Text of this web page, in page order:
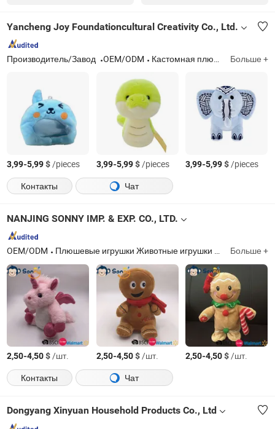
Yancheng Joy Foundationcultural Creativity Co., Ltd.
Производитель/Завод OEM/ODM Кастомная плюшевая игрушка, плюшевые мягкие животные, плюшевая сумка, плюшевые тапочки, плюшевый брелок, плюшевая монетница Больше +
3,99-5,99$/pieces 3,99-5,99$/pieces 3,99-5,99$/pieces
Контакты
Чат
NANJING SONNY IMP. & EXP. CO., LTD.
OEM/ODM Плюшевые игрушки Животные игрушки Игрушки для детей Игрушки для домашних животных Больше +
2,50-4,50$/шт. 2,50-4,50$/шт. 2,50-4,50$/шт.
Контакты
Чат
Dongyang Xinyuan Household Products Co., Ltd